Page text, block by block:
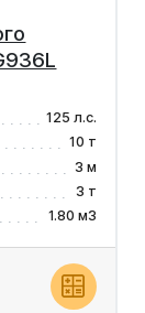
125 л.с.
10 т
3 м
3 т
1.80 м3